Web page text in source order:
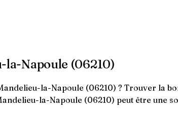
la-Napoule (06210)
la-Napoule (06210) ? Trouver la
la-Napoule (06210) peut être une